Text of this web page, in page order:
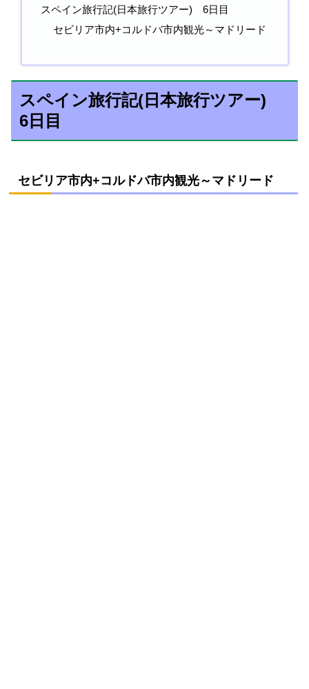
スペイン旅行記(日本旅行ツアー) 6日目
セビリア市内+コルドバ市内観光～マドリード
スペイン旅行記(日本旅行ツアー)
6日目
セビリア市内+コルドバ市内観光～マドリード